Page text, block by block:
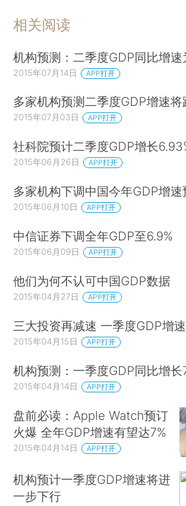
相关阅读
机构预测：二季度GDP同比增速
2015年07月14日 APP打开
多家机构预测二季度GDP增速将
2015年07月03日 APP打开
社科院预计二季度GDP增长
2015年06月26日 APP打开
多家机构下调中国今年GDP增速
2015年06月10日 APP打开
中信证券下调全年GDP至6.9%
2015年06月09日 APP打开
他们为何不认可中国GDP数据
2015年04月27日 APP打开
三大投资再减速 一季度GDP增
2015年04月15日 APP打开
机构预测：一季度GDP同比增长
2015年04月14日 APP打开
盘前必读：Apple Watch预订
火爆 全年GDP增速有望达7%
2015年04月14日 APP打开
机构预计一季度GDP增速将进
一步下行